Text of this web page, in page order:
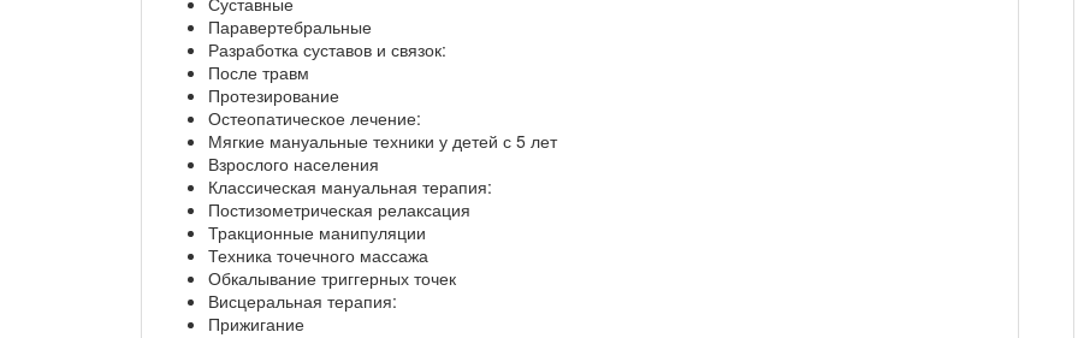
Паравертебральные
Разработка суставов и связок:
После травм
Протезирование
Остеопатическое лечение:
Мягкие мануальные техники у детей с 5 лет
Взрослого населения
Классическая мануальная терапия:
Постизометрическая релаксация
Тракционные манипуляции
Техника точечного массажа
Обкалывание триггерных точек
Висцеральная терапия:
Прижигание